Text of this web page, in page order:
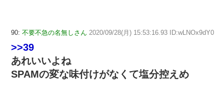
90: 不要不急の名無しさん 2020/09/28(月) 15:53:16.93 ID:wLNOx9dY0
>>39
あれいいよね
SPAMの変な味付けがなくて塩分控えめ